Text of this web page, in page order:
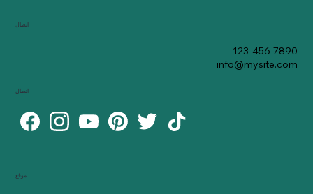
موقع
اتصال
123-456-7890
info@mysite.com
اتصال